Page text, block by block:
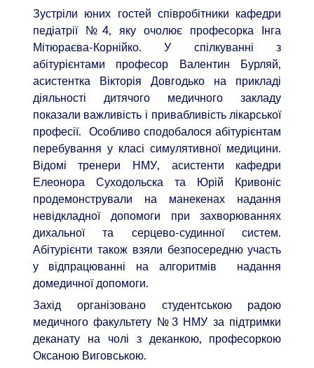
Зустріли юних гостей співробітники кафедри
педіатрії №4, яку очолює професорка Інга
Мітюраєва-Корнійко. У спілкуванні з
абітурієнтами професор Валентин Бурляй,
асистентка Вікторія Довгодько на прикладі
діяльності дитячого медичного закладу
показали важливість і привабливість лікарської
професії. Особливо сподобалося абітурієнтам
перебування у класі симулятивної медицини.
Відомі тренери НМУ, асистенти кафедри
Елеонора Суходольска та Юрій Кривоніс
продемонстрували на манекенах надання
невідкладної допомоги при захворюваннях
дихальної та серцево-судинної систем.
Абітурієнти також взяли безпосередню участь
у відпрацюванні на алгоритмів надання
домедичної допомоги.
Захід організовано студентською радою
медичного факультету №3 НМУ за підтримки
деканату на чолі з деканкою, професоркою
Оксаною Виговською.